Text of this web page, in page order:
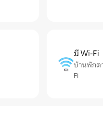
มี Wi-Fi
บ้านพักต
Fi